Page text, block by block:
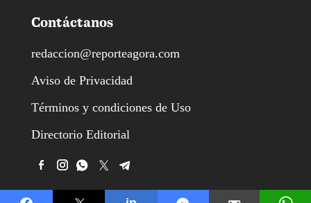
Contáctanos
redaccion@reporteagora.com
Aviso de Privacidad
Términos y condiciones de Uso
Directorio Editorial